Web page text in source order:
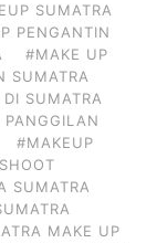
SUMATRA
PENGANTIN
#MAKE UP
SUMATRA
SUMATRA
#MAKEUP
SUMATRA
MAKE UP